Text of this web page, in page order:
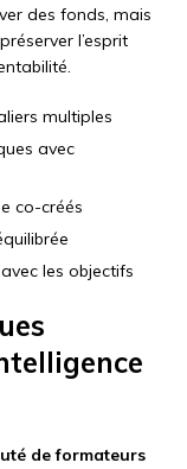
des fonds, mais
l’esprit
multiples
avec
co-créés
les objectifs
de formateurs